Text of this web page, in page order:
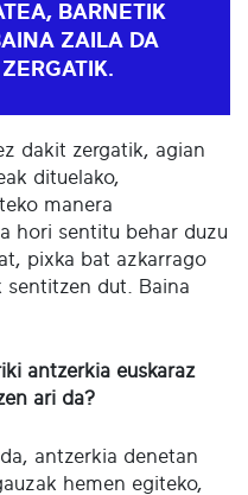
BARNETIK
ZAILA DA
dakit zergatik, agian
dituelako,
manera
hori sentitu behar duzu
pixka bat azkarrago
sentitzen dut. Baina
antzerkia euskaraz
ari da?
antzerkia denetan
hemen egiteko,